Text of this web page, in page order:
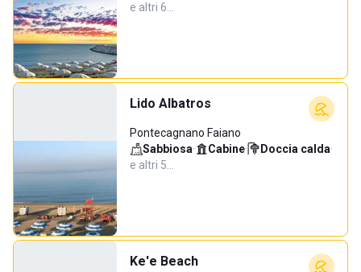
e altri 6…
Lido Albatros
Pontecagnano Faiano
Sabbiosa· Cabine· Doccia calda·
e altri 5…
Ke'e Beach